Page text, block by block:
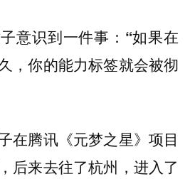
意识到一件事：“如果在
，你的能力标签就会被彻
在腾讯《元梦之星》项目
后来去往了杭州，进入了